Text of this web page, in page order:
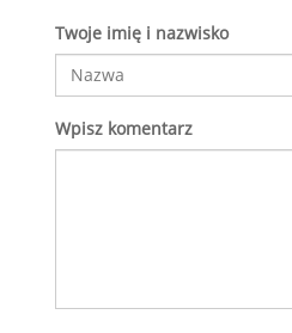
Twoje imię i nazwisko
Wpisz komentarz